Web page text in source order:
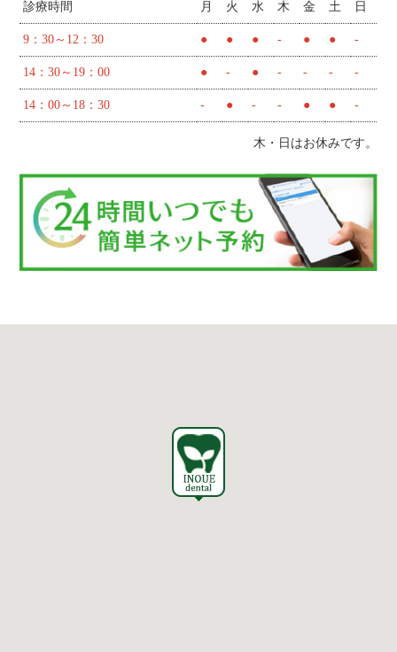
診療時間 月 火 水 木 金 土 日
9：30～12：30 ● ● ● - ● ● -
14：30～19：00 ● - ● - - - -
14：00～18：30 - ● - - ● ● -
木・日はお休みです。